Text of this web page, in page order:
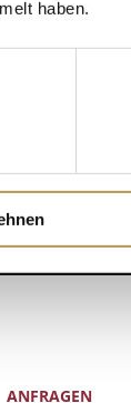
haben.
mit Esther